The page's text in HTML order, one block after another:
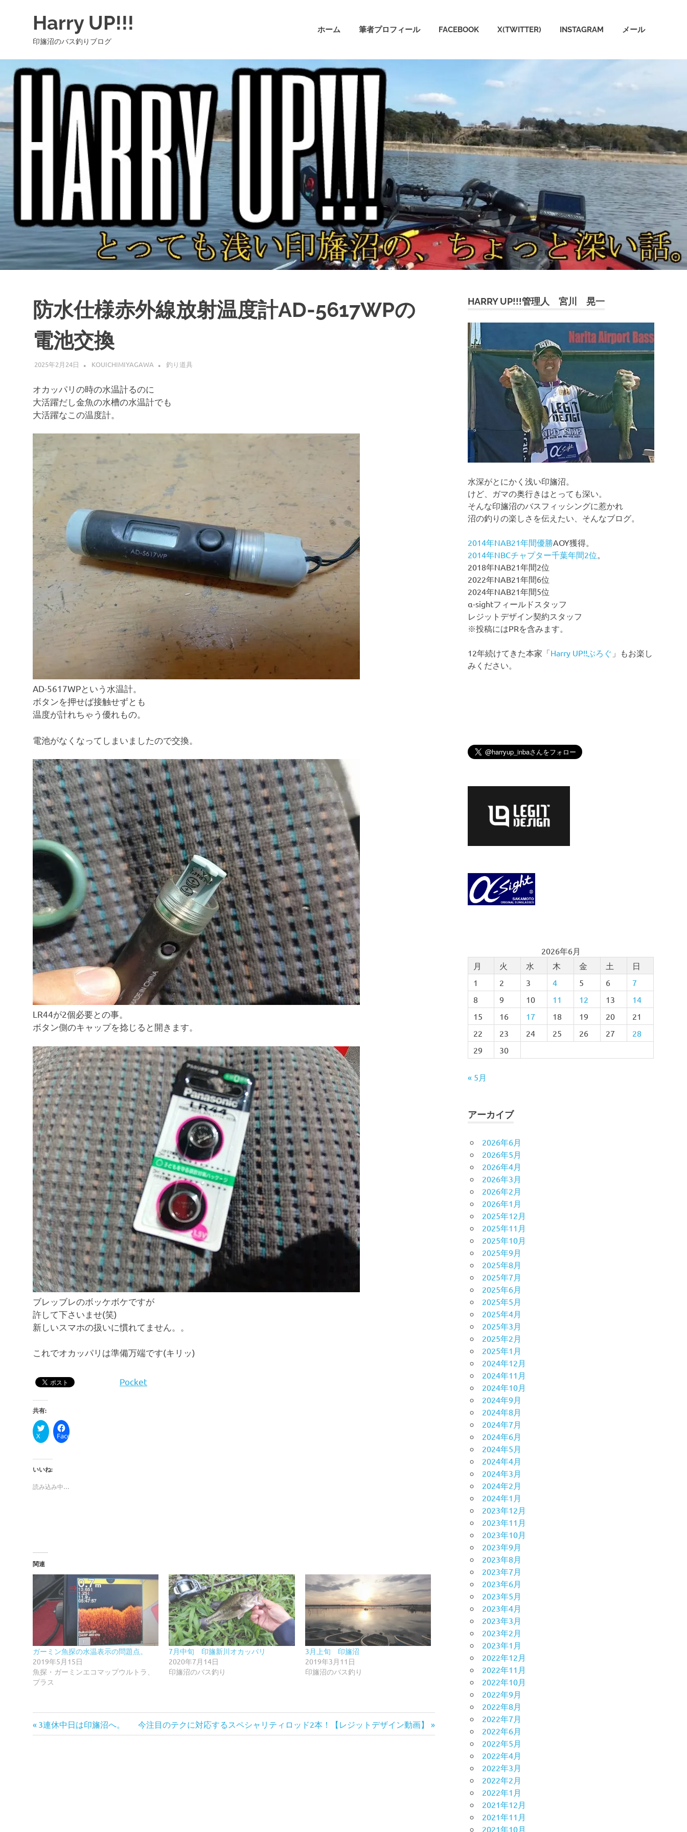
キ
プ
Harry UP!!!
印旛沼のバス釣りブログ
ホーム 筆者プロフィール FACEBOOK X(TWITTER) INSTAGRAM メール
防水仕様赤外線放射温度計AD-5617WPの
電池交換
2025年2月24日 KOUICHIMIYAGAWA 釣り道具
オカッパリの時の水温計るのに
大活躍だし金魚の水槽の水温計でも
大活躍なこの温度計。
AD-5617WPという水温計。
ボタンを押せば接触せずとも
温度が計れちゃう優れもの。
電池がなくなってしまいましたので交換。
LR44が2個必要との事。
ボタン側のキャップを捻じると開きます。
ブレッブレのボッケボケですが
許して下さいませ(笑)
新しいスマホの扱いに慣れてません。。
これでオカッパリは準備万端です(キリッ)
Pocket
共有:
X Facebook
いいね:
読み込み中…
関連
ガーミン魚探の水温表示の問題点。
2019年5月15日
魚探・ガーミンエコマップウルトラ、
プラス
7月中旬 印旛新川オカッパリ
2020年7月14日
印旛沼のバス釣り
3月上旬 印旛沼
2019年3月11日
印旛沼のバス釣り
投
前
の
3連休中日は印旛沼へ。
次
の
今注目のテクに対応するスペシャリティロッド2本！【レジットデザイン動画】
HARRY UP!!!管理人 宮川 晃一
水深がとにかく浅い印旛沼。
けど、ガマの奥行きはとっても深い。
そんな印旛沼のバスフィッシングに惹かれ
沼の釣りの楽しさを伝えたい、そんなブログ。
2014年NAB21年間優勝AOY獲得。
2014年NBCチャプター千葉年間2位
2018年NAB21年間2位
2022年NAB21年間6位
2024年NAB21年間5位
α-sightフィールドスタッフ
レジットデザイン契約スタッフ
※投稿にはPRを含みます。
12年続けてきた本家「Harry UP!!ぶろぐ 」もお楽し
みください。
2026年6月
月
火 水 木 金 土
日
1
2 3 4 5 6
7
8
9 10 11 12 13
14
15
16 17 18 19 20
21
22
23 24 25 26 27
28
29
30
« 5月
アーカイブ
2026年6月
2026年5月
2026年4月
2026年3月
2026年2月
2026年1月
2025年12月
2025年11月
2025年10月
2025年9月
2025年8月
2025年7月
2025年6月
2025年5月
2025年4月
2025年3月
2025年2月
2025年1月
2024年12月
2024年11月
2024年10月
2024年9月
2024年8月
2024年7月
2024年6月
2024年5月
2024年4月
2024年3月
2024年2月
2024年1月
2023年12月
2023年11月
2023年10月
2023年9月
2023年8月
2023年7月
2023年6月
2023年5月
2023年4月
2023年3月
2023年2月
2023年1月
2022年12月
2022年11月
2022年10月
2022年9月
2022年8月
2022年7月
2022年6月
2022年5月
2022年4月
2022年3月
2022年2月
2022年1月
2021年12月
2021年11月
2021年10月